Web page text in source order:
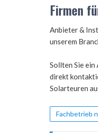
Firmen
Anbieter &
unserem
Sollten Sie ein
direkt
Solarteuren
Fachbetrieb